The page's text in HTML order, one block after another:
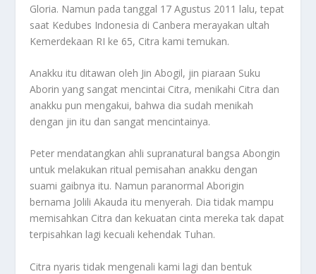
Gloria. Namun pada tanggal 17 Agustus 2011 lalu, tepat
saat Kedubes Indonesia di Canbera merayakan ultah
Kemerdekaan RI ke 65, Citra kami temukan.
Anakku itu ditawan oleh Jin Abogil, jin piaraan Suku
Aborin yang sangat mencintai Citra, menikahi Citra dan
anakku pun mengakui, bahwa dia sudah menikah
dengan jin itu dan sangat mencintainya.
Peter mendatangkan ahli supranatural bangsa Abongin
untuk melakukan ritual pemisahan anakku dengan
suami gaibnya itu. Namun paranormal Aborigin
bernama Jolili Akauda itu menyerah. Dia tidak mampu
memisahkan Citra dan kekuatan cinta mereka tak dapat
terpisahkan lagi kecuali kehendak Tuhan.
Citra nyaris tidak mengenali kami lagi dan bentuk